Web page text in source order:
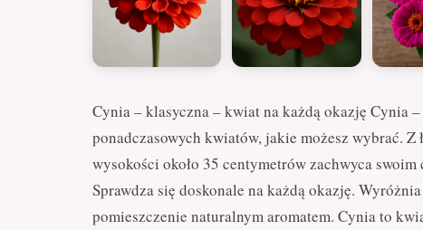
Cynia – klasyczna – kwiat na każdą okazję Cynia
ponadczasowych kwiatów, jakie możesz wybrać.
wysokości około 35 centymetrów zachwyca
Sprawdza się doskonale na każdą okazję.
pomieszczenie naturalnym aromatem. Cynia to